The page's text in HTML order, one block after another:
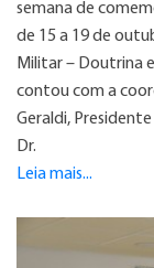
semana de
de 15 a 19 de
Militar – Doutrina
contou com a
Geraldi,
Dr.
Leia mais...